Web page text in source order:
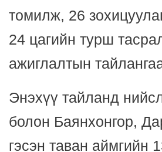
томилж, 26
24 цагийн турш
ажиглалтын
Энэхүү тайланд
болон Баянхонгор,
гэсэн таван аймгийн